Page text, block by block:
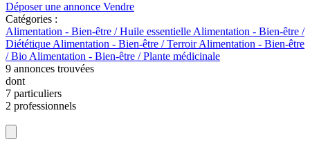
Déposer une annonce Vendre
Catégories :
Alimentation - Bien-être / Huile essentielleAlimentation - Bien-être /
DiététiqueAlimentation - Bien-être / TerroirAlimentation - Bien-être
/ BioAlimentation - Bien-être / Plante médicinale
9 annonces trouvées
dont
7 particuliers
2 professionnels